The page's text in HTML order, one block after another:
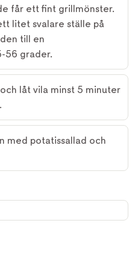
får ett fint grillmönster.
litet svalare ställe på
till en
56 grader.
låt vila minst 5 minuter
med potatissallad och